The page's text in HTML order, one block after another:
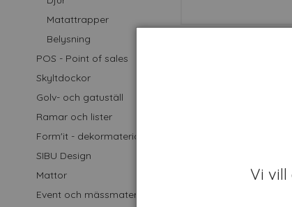
Matattrapper
Belysning
POS - Point of sales
Skyltdockor
Golv- och gatuställ
Ramar och lister
Form'it - dekormaterial
SIBU Design
Mattor
Event och mässmaterial
Vi